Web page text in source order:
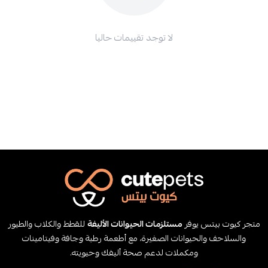
لا توجد تقييمات حاليا
متجر كيوت بيتس يوفر مستلزمات الحيوانات الأليفةللقطط والكلاب والطيور
والسلاحف والحيوانات الصغيرة، مع أطعمة رطبة وجافة وفيتامينات
ومكملات لدعم صحة أليفك وحيويته.